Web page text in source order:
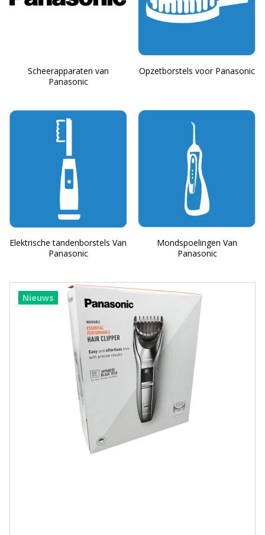
Scheerapparaten van
Panasonic
Opzetborstels voor Panasonic
Elektrische tandenborstels Van
Panasonic
Mondspoelingen Van
Panasonic
Nieuws